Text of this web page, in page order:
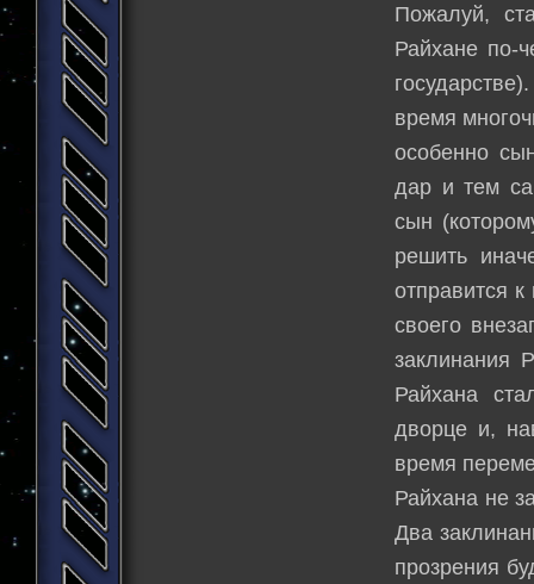
Пожалуй,
Райхане по-
время
особенно
дар и тем
сын
решить
отправится
своего
заклинания
Райхана
дворце и,
время
Райхана не
Два
прозрения